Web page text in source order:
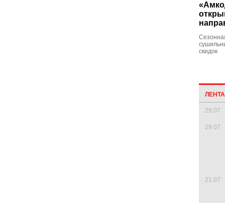
скидок
29.07
29.07
21.07